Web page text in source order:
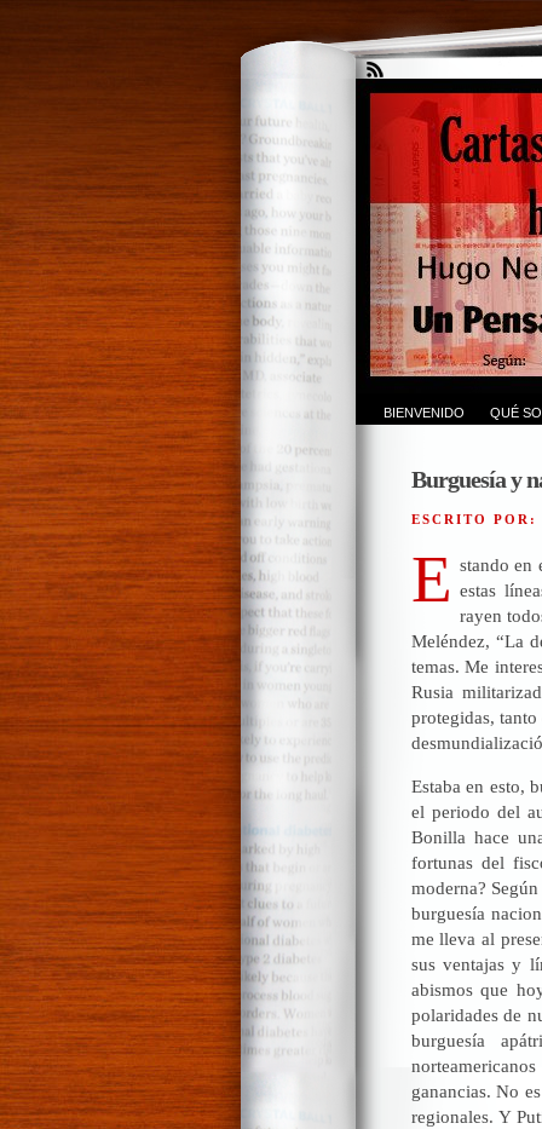
BIENVENIDO QUÉ
Burguesía y
ESCRITO POR:
E stando en
estas
rayen
Meléndez, “La
temas. Me
Rusia
protegidas,
Estaba en esto,
el periodo del
Bonilla hace
fortunas del
moderna?
burguesía
me lleva al
sus ventajas y
abismos que
polaridades de
burguesía
ganancias. No
regionales. Y